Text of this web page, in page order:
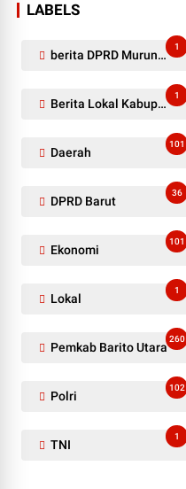
LABELS
berita DPRD Murung Raya
1
Berita Lokal Kabupaten Barito Utara
1
Daerah
101
DPRD Barut
36
Ekonomi
101
Lokal
1
Pemkab Barito Utara
260
Polri
102
TNI
1